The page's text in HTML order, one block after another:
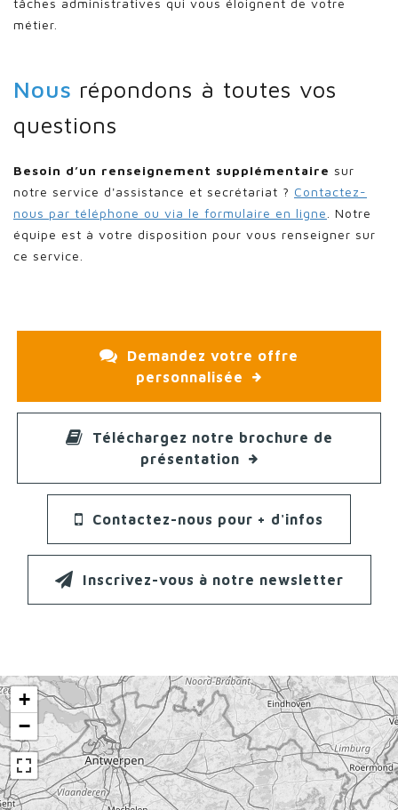
métier.
Nous répondons à toutes vos
questions
Besoin d’un renseignement supplémentaire sur
notre service d'assistance et secrétariat ? Contactez-
nous par téléphone ou via le formulaire en ligne
Notre
équipe est à votre disposition pour vous renseigner sur
ce service.
Demandez votre offre
personnalisée
Téléchargez notre brochure de
présentation
Contactez-nous pour + d'infos
Inscrivez-vous à notre newsletter
+
−